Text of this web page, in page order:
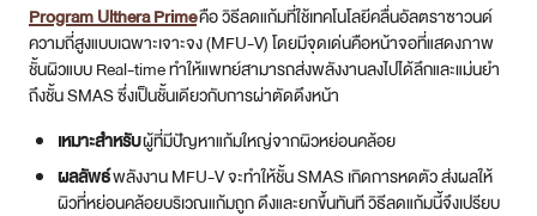
Program Ulthera Primeคือ วิธีลดแก้มที่ใช้เทคโนโลยีคลื่นอัลตราซาวนด์
ความถี่สูงแบบเฉพาะเจาะจง (MFU-V) โดยมีจุดเด่นคือหน้าจอที่แสดงภาพ
ชั้นผิวแบบ Real-time ทำให้แพทย์สามารถส่งพลังงานลงไปได้ลึกและแม่นยำ
ถึงชั้น SMAS ซึ่งเป็นชั้นเดียวกับการผ่าตัดดึงหน้า
เหมาะสำหรับผู้ที่มีปัญหาแก้มใหญ่จากผิวหย่อนคล้อย
ผลลัพธ์พลังงาน MFU-V จะทำให้ชั้น SMAS เกิดการหดตัว ส่งผลให้
ผิวที่หย่อนคล้อยบริเวณแก้มถูก ดึงและยกขึ้นทันที วิธีลดแก้มนี้จึงเปรียบ